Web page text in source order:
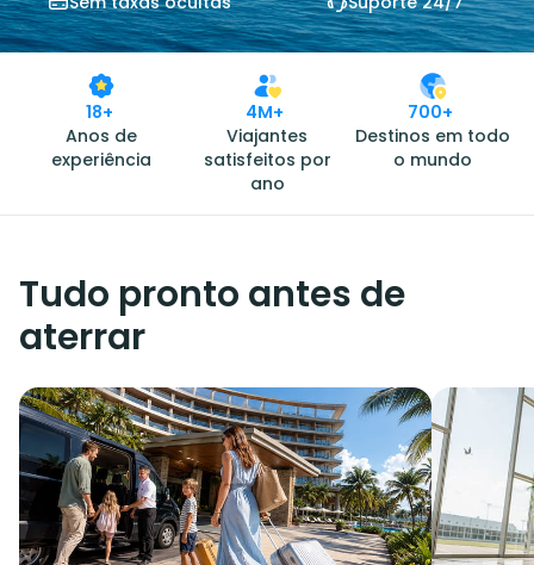
18+
Anos de
experiência
4M+
Viajantes
satisfeitos por
ano
700+
Destinos em todo
o mundo
Tudo pronto antes de
aterrar